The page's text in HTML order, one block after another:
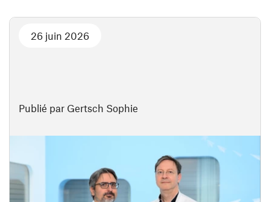
Publié par Gertsch Sophie
26 juin 2026